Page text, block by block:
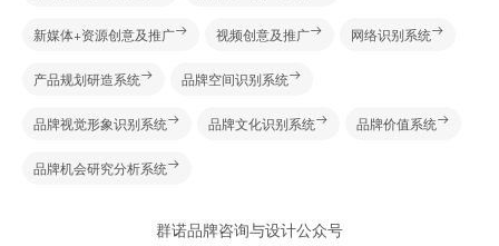
新媒体+资源创意及推广 视频创意及推广 网络识别系统
产品规划研造系统 品牌空间识别系统
品牌视觉形象识别系统 品牌文化识别系统 品牌价值系统
品牌机会研究分析系统
群诺品牌咨询与设计公众号